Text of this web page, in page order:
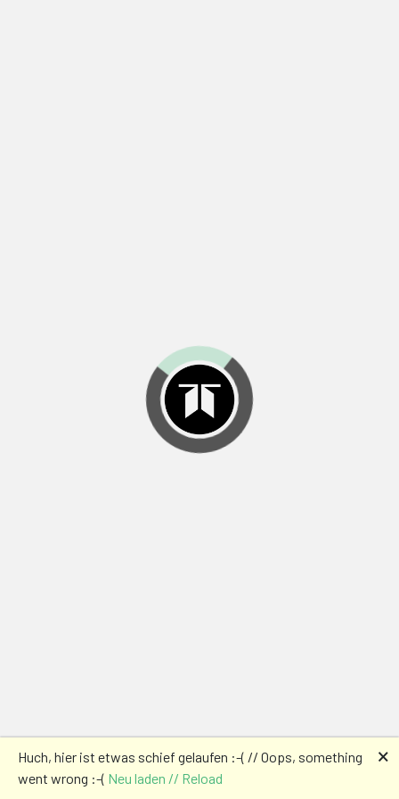
Huch, hier ist etwas schief gelaufen :-( // Oops, something
went wrong :-( Neu laden // Reload
🗙